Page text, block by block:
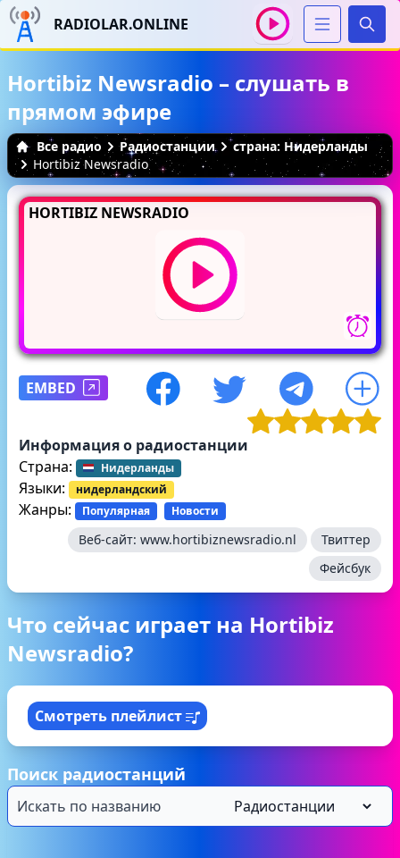
RADIOLAR.ONLINE
Hortibiz Newsradio – слушать в
прямом эфире
Все радио Радиостанции
страна: Нидерланды
Hortibiz Newsradio
HORTIBIZ NEWSRADIO
EMBED
Информация о радиостанции
Страна:
Нидерланды
Языки: нидерландский
Жанры: Популярная Новости
Веб-сайт: www.hortibiznewsradio.nl
Твиттер
Фейсбук
Что сейчас играет на Hortibiz
Newsradio?
Смотреть плейлист
Поиск радиостанций